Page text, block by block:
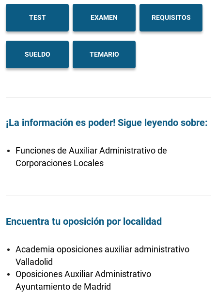
TEST EXAMEN REQUISITOS
SUELDO TEMARIO
¡La información es poder! Sigue leyendo sobre:
Funciones de Auxiliar Administrativo de
Corporaciones Locales
Encuentra tu oposición por localidad
Academia oposiciones auxiliar administrativo
Valladolid
Oposiciones Auxiliar Administrativo
Ayuntamiento de Madrid